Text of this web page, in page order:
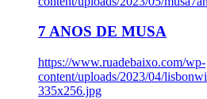
7 ANOS DE MUSA
https://www.ruadebaixo.com/wp-
content/uploads/2023/04/
335x256.jpg